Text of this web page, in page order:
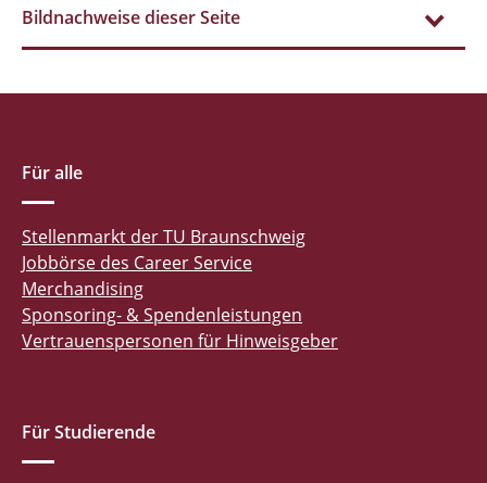
Bildnachweise dieser Seite
Für alle
Stellenmarkt der TU Braunschweig
Jobbörse des Career Service
Merchandising
Sponsoring- & Spendenleistungen
Vertrauenspersonen für Hinweisgeber
Für Studierende